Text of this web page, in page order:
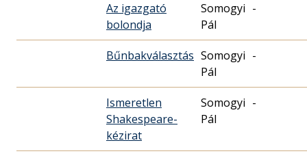
Az igazgató
bolondja
Somogyi
Pál
-
Bűnbakválasztás Somogyi
Pál
-
Ismeretlen
Shakespeare-
kézirat
Somogyi
Pál
-